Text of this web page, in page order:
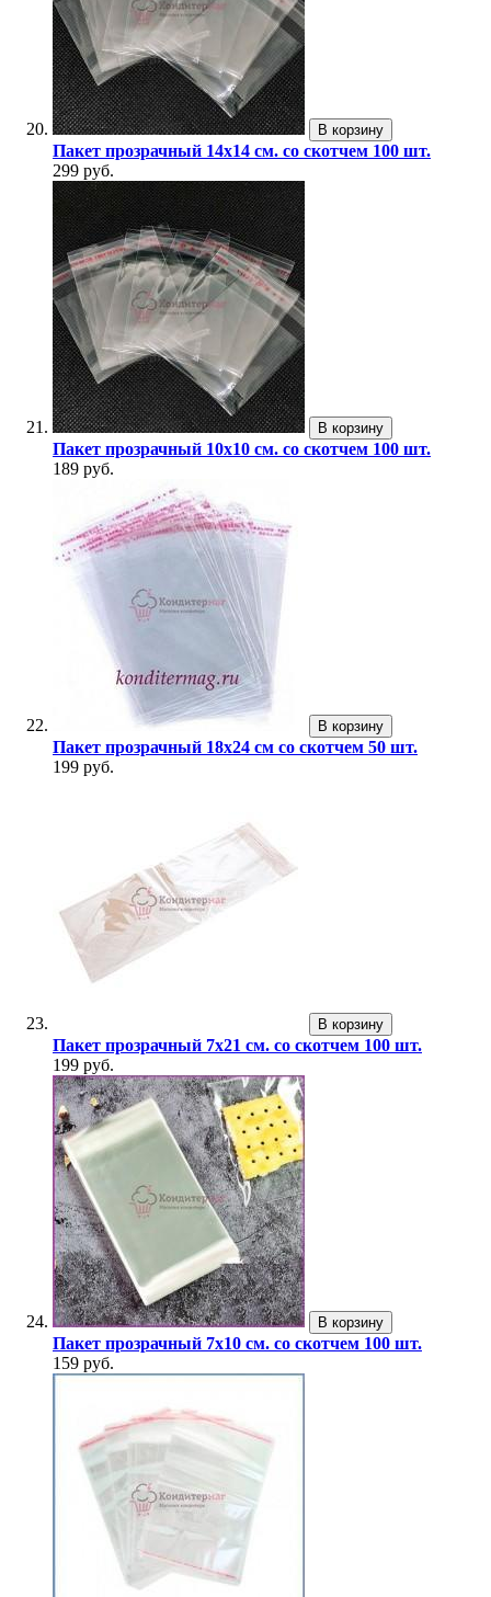
В корзину
Пакет прозрачный 14х14 см. со скотчем 100 шт.
299 руб.
В корзину
Пакет прозрачный 10х10 см. со скотчем 100 шт.
189 руб.
В корзину
Пакет прозрачный 18х24 см со скотчем 50 шт.
199 руб.
В корзину
Пакет прозрачный 7х21 см. со скотчем 100 шт.
199 руб.
В корзину
Пакет прозрачный 7х10 см. со скотчем 100 шт.
159 руб.